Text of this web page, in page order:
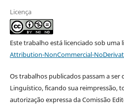
Licença
Este trabalho está licenciado sob uma
Attribution-NonCommercial-
Os trabalhos publicados passam a ser
Linguístico, ficando sua reimpressão,
autorização expressa da Comissão